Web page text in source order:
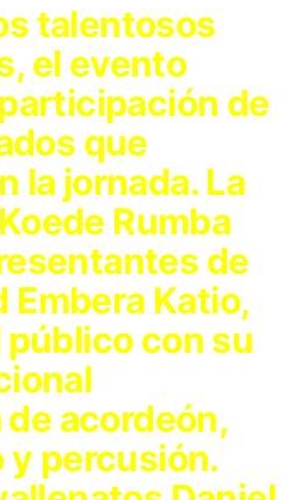
talentosos
el evento
de
que
la jornada. La
Rumba
de
Embera Katio,
con su
acordeón,
y percusión.